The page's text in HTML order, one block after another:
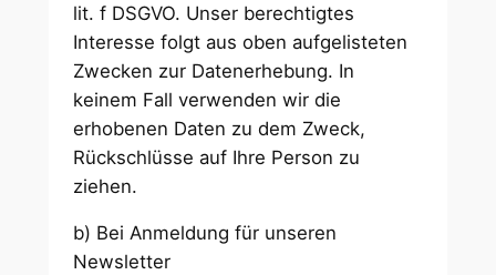
lit. f DSGVO. Unser berechtigtes
Interesse folgt aus oben aufgelisteten
Zwecken zur Datenerhebung. In
keinem Fall verwenden wir die
erhobenen Daten zu dem Zweck,
Rückschlüsse auf Ihre Person zu
ziehen.
b) Bei Anmeldung für unseren
Newsletter